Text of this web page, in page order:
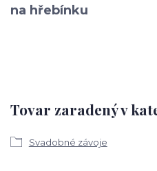
na hřebínku
Tovar zaradený v
Svadobné závoje